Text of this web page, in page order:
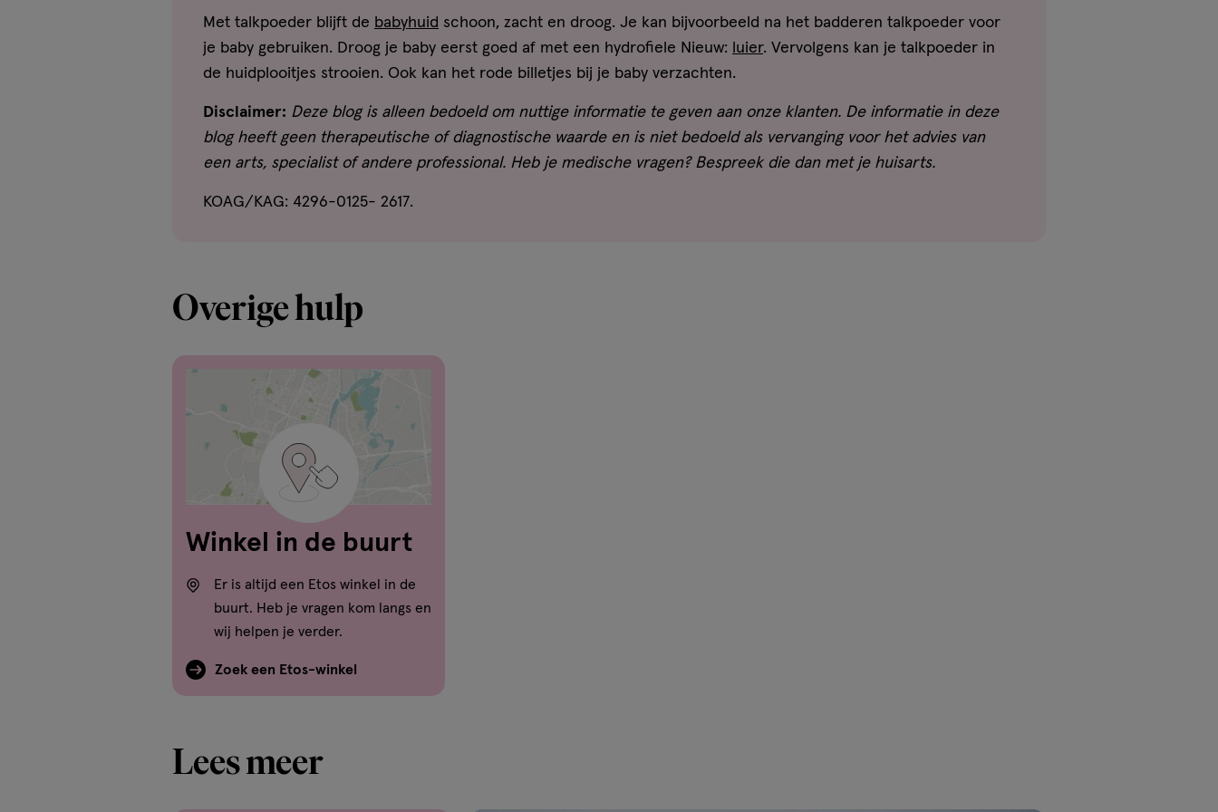
Met talkpoeder blijft de babyhuid schoon, zacht en droog. Je kan bijvoorbeeld na het badderen talkpoeder voor
je baby gebruiken. Droog je baby eerst goed af met een hydrofiele Nieuw:
luier. Vervolgens kan je talkpoeder in
de huidplooitjes strooien. Ook kan het rode billetjes bij je baby verzachten.
Disclaimer: Deze blog is alleen bedoeld om nuttige informatie te geven aan onze klanten. De informatie in deze
blog heeft geen therapeutische of diagnostische waarde en is niet bedoeld als vervanging voor het advies van
een arts, specialist of andere professional. Heb je medische vragen? Bespreek die dan met je huisarts.
KOAG/KAG: 4296-0125- 2617.
Overige hulp
Winkel in de buurt
Er is altijd een Etos winkel in de
buurt. Heb je vragen kom langs en
wij helpen je verder.
Zoek een Etos-winkel
Lees meer